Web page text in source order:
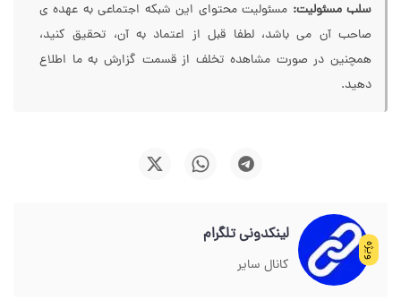
سلب مسئولیت: مسئولیت محتوای این شبکه اجتماعی به عهده ی
صاحب آن می باشد، لطفا قبل از اعتماد به آن، تحقیق کنید،
همچنین در صورت مشاهده تخلف از قسمت گزارش به ما اطلاع
دهید.
ویژه
لینکدونی تلگرام
کانال سایر